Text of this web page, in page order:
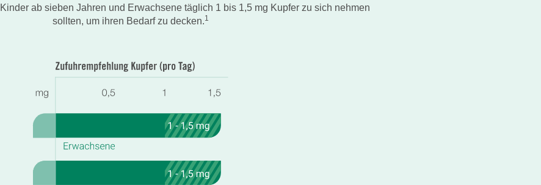
ab sieben Jahren und Erwachsene täglich 1 bis 1,5 mg Kupfer zu sich nehmen
sollten, um ihren Bedarf zu decken.1